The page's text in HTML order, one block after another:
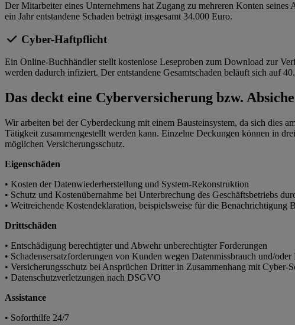
Der Mitarbeiter eines Unternehmens hat Zugang zu mehreren Konten
ein Jahr entstandene Schaden beträgt insgesamt 34.000 Euro.
Cyber-Haftpflicht
Ein Online-Buchhändler stellt kostenlose Leseproben zum Download zur
werden dadurch infiziert. Der entstandene Gesamtschaden beläuft sich auf
Das deckt eine Cyberversicherung bzw.
Wir arbeiten bei der Cyberdeckung mit einem Bausteinsystem, da sich dies
Tätigkeit zusammengestellt werden kann. Einzelne Deckungen können in
möglichen Versicherungsschutz.
Eigenschäden
• Kosten der Datenwiederherstellung und System-Rekonstruktion
• Schutz und Kostenübernahme bei Unterbrechung des Geschäftsbetriebs
• Weitreichende Kostendeklaration, beispielsweise für die Benachrichtigung
Drittschäden
• Entschädigung berechtigter und Abwehr unberechtigter Forderungen
• Schadensersatzforderungen von Kunden wegen Datenmissbrauch und/
• Versicherungsschutz bei Ansprüchen Dritter in Zusammenhang mit Cyber-
• Datenschutzverletzungen nach DSGVO
Assistance
• Soforthilfe 24/7